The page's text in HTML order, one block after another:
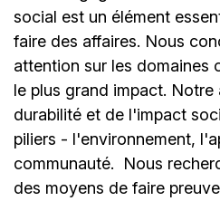
social est un élément
faire des affaires. Nous
attention sur les domaines
le plus grand impact. Notre
durabilité et de l'impact
piliers - l'environnement,
communauté.
Nous
des moyens de faire